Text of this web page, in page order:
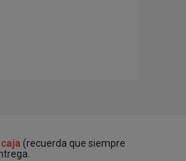
(recuerda que siempre